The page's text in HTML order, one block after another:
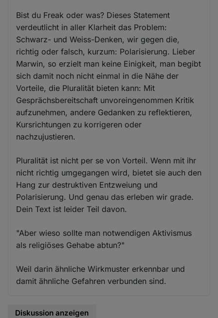
Bist du Freak oder was? Dieses Statement
verdeutlicht in aller Klarheit das Problem:
Schwarz- und Weiss-Denken, wir gegen die,
richtig oder falsch, kurzum: Polarisierung. Lieber
Marwin, so erzielt man keine Einigkeit, man begibt
sich damit noch nicht einmal in die Nähe der
Vorteile, die Pluralität bieten kann: Mit
Gesprächsbereitschaft unvoreingenommen Kritik
aufzunehmen, andere Gedanken zu reflektieren,
Kursrichtungen zu korrigeren oder
nachzujustieren.
Pluralität ist nicht per se von Vorteil. Wenn mit ihr
nicht richtig umgegangen wird, bietet sie auch den
Hang zur destruktiven Entzweiung und
Polarisierung. Und genau das erleben wir grade.
Dein Text ist leider Teil davon.
"Aber wieso sollte man notwendigen Aktivismus
als religiöses Gehabe abtun?"
Weil darin ähnliche Wirkmuster erkennbar und
damit ähnliche Gefahren verbunden sind.
Diskussion anzeigen